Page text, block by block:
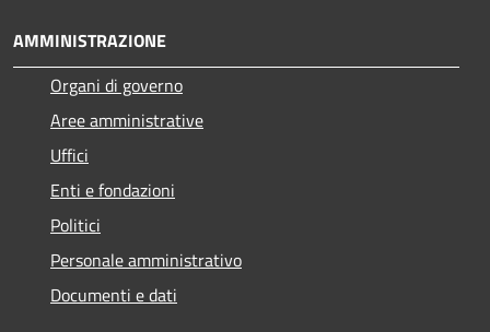
AMMINISTRAZIONE
Organi di governo
Aree amministrative
Uffici
Enti e fondazioni
Politici
Personale amministrativo
Documenti e dati